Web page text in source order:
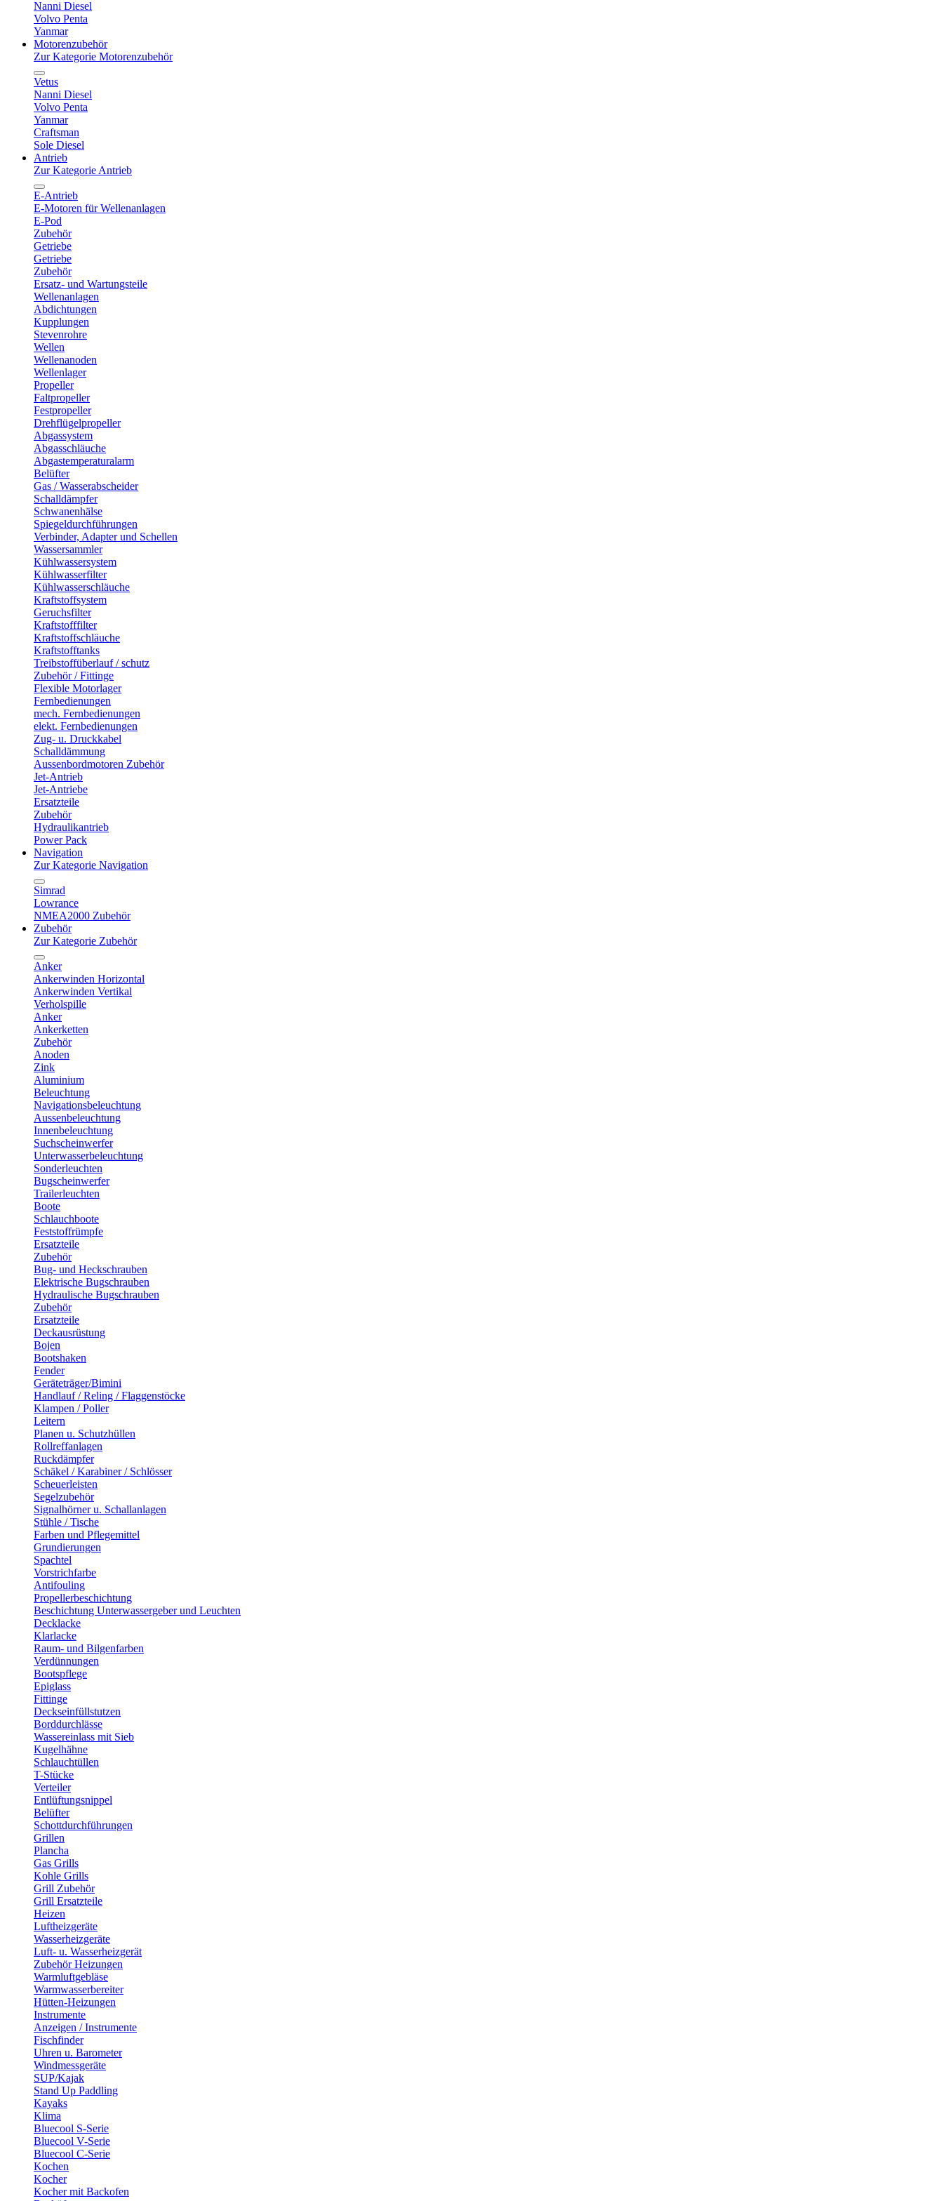
Nanni Diesel
Volvo Penta
Yanmar
Motorenzubehör
Zur Kategorie Motorenzubehör
Vetus
Nanni Diesel
Volvo Penta
Yanmar
Craftsman
Sole Diesel
Antrieb
Zur Kategorie Antrieb
E-Antrieb
E-Motoren für Wellenanlagen
E-Pod
Zubehör
Getriebe
Getriebe
Zubehör
Ersatz- und Wartungsteile
Wellenanlagen
Abdichtungen
Kupplungen
Stevenrohre
Wellen
Wellenanoden
Wellenlager
Propeller
Faltpropeller
Festpropeller
Drehflügelpropeller
Abgassystem
Abgasschläuche
Abgastemperaturalarm
Belüfter
Gas / Wasserabscheider
Schalldämpfer
Schwanenhälse
Spiegeldurchführungen
Verbinder, Adapter und Schellen
Wassersammler
Kühlwassersystem
Kühlwasserfilter
Kühlwasserschläuche
Kraftstoffsystem
Geruchsfilter
Kraftstofffilter
Kraftstoffschläuche
Kraftstofftanks
Treibstoffüberlauf / schutz
Zubehör / Fittinge
Flexible Motorlager
Fernbedienungen
mech. Fernbedienungen
elekt. Fernbedienungen
Zug- u. Druckkabel
Schalldämmung
Aussenbordmotoren Zubehör
Jet-Antrieb
Jet-Antriebe
Ersatzteile
Zubehör
Hydraulikantrieb
Power Pack
Navigation
Zur Kategorie Navigation
Simrad
Lowrance
NMEA2000 Zubehör
Zubehör
Zur Kategorie Zubehör
Anker
Ankerwinden Horizontal
Ankerwinden Vertikal
Verholspille
Anker
Ankerketten
Zubehör
Anoden
Zink
Aluminium
Beleuchtung
Navigationsbeleuchtung
Aussenbeleuchtung
Innenbeleuchtung
Suchscheinwerfer
Unterwasserbeleuchtung
Sonderleuchten
Bugscheinwerfer
Trailerleuchten
Boote
Schlauchboote
Feststoffrümpfe
Ersatzteile
Zubehör
Bug- und Heckschrauben
Elektrische Bugschrauben
Hydraulische Bugschrauben
Zubehör
Ersatzteile
Deckausrüstung
Bojen
Bootshaken
Fender
Geräteträger/Bimini
Handlauf / Reling / Flaggenstöcke
Klampen / Poller
Leitern
Planen u. Schutzhüllen
Rollreffanlagen
Ruckdämpfer
Schäkel / Karabiner / Schlösser
Scheuerleisten
Segelzubehör
Signalhörner u. Schallanlagen
Stühle / Tische
Farben und Pflegemittel
Grundierungen
Spachtel
Vorstrichfarbe
Antifouling
Propellerbeschichtung
Beschichtung Unterwassergeber und Leuchten
Decklacke
Klarlacke
Raum- und Bilgenfarben
Verdünnungen
Bootspflege
Epiglass
Fittinge
Deckseinfüllstutzen
Borddurchlässe
Wassereinlass mit Sieb
Kugelhähne
Schlauchtüllen
T-Stücke
Verteiler
Entlüftungsnippel
Belüfter
Schottdurchführungen
Grillen
Plancha
Gas Grills
Kohle Grills
Grill Zubehör
Grill Ersatzteile
Heizen
Luftheizgeräte
Wasserheizgeräte
Luft- u. Wasserheizgerät
Zubehör Heizungen
Warmluftgebläse
Warmwasserbereiter
Hütten-Heizungen
Instrumente
Anzeigen / Instrumente
Fischfinder
Uhren u. Barometer
Windmessgeräte
SUP/Kajak
Stand Up Paddling
Kayaks
Klima
Bluecool S-Serie
Bluecool V-Serie
Bluecool C-Serie
Kochen
Kocher
Kocher mit Backofen